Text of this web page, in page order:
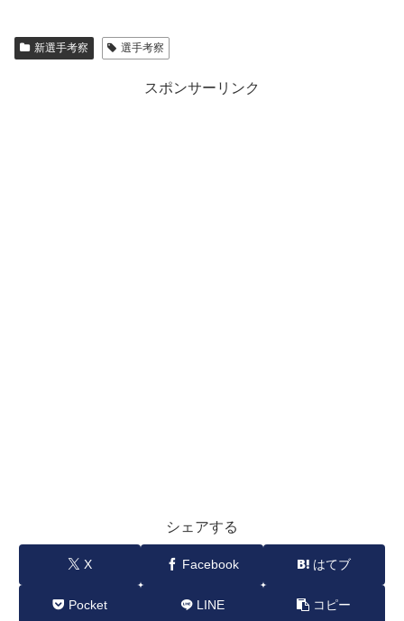
新選手考察 選手考察
スポンサーリンク
シェアする
X Facebook はてブ
Pocket LINE コピー